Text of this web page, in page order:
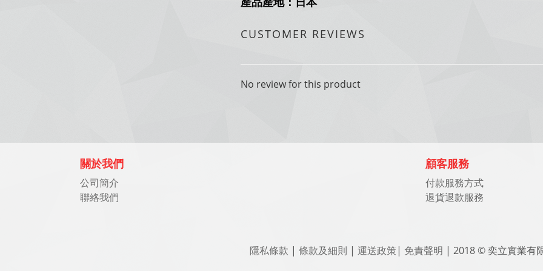
CUSTOMER REVIEWS
No review for this product
關於我們
公司簡介
聯絡我們
顧客服務
付款服務方式
退貨退款服務
隱私條款 | 條款及細則 | 運送政策| 免責聲明 | 2018 © 奕立實業有